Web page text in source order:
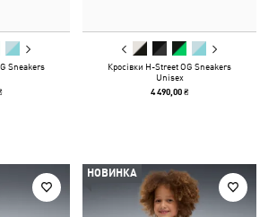
Sneakers
Кросівки H-Street OG Sneakers
Unisex
4 490,00 ₴
НОВИНКА